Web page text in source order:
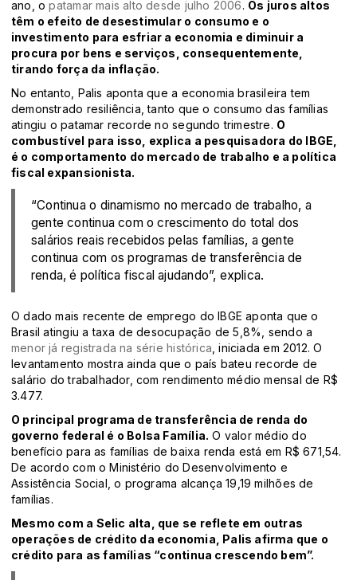
ano, opatamar mais alto desde julho 2006. Os juros altos
têm o efeito de desestimular o consumo e o
investimento para esfriar a economia e diminuir a
procura por bens e serviços, consequentemente,
tirando força da inflação.
No entanto, Palis aponta que a economia brasileira tem
demonstrado resiliência, tanto que o consumo das famílias
atingiu o patamar recorde no segundo trimestre. O
combustível para isso, explica a pesquisadora do IBGE,
é o comportamento do mercado de trabalho e a política
fiscal expansionista.
“Continua o dinamismo no mercado de trabalho, a
gente continua com o crescimento do total dos
salários reais recebidos pelas famílias, a gente
continua com os programas de transferência de
renda, é política fiscal ajudando”, explica.
O dado mais recente de emprego do IBGE aponta que o
Brasil atingiu a taxa de desocupação de 5,8%, sendo a
menor já registrada na série histórica , iniciada em 2012. O
levantamento mostra ainda que o país bateu recorde de
salário do trabalhador, com rendimento médio mensal de R$
3.477.
O principal programa de transferência de renda do
governo federal é o Bolsa Família. O valor médio do
benefício para as famílias de baixa renda está em R$ 671,54.
De acordo com o Ministério do Desenvolvimento e
Assistência Social, o programa alcança 19,19 milhões de
famílias.
Mesmo com a Selic alta, que se reflete em outras
operações de crédito da economia, Palis afirma que o
crédito para as famílias “continua crescendo bem”.